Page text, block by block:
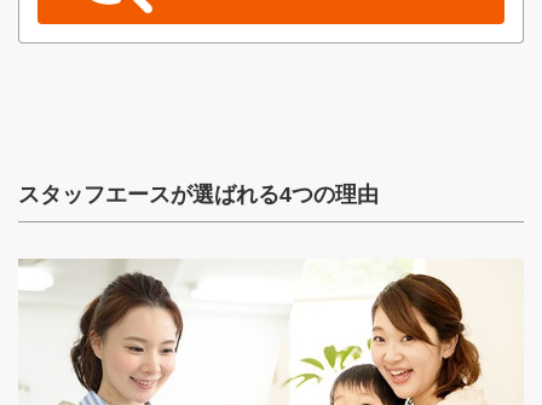
スタッフエースが選ばれる4つの理由